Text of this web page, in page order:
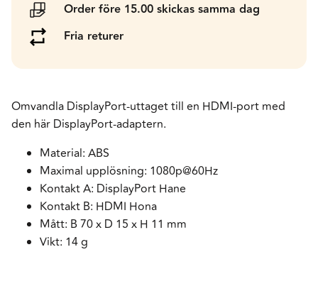
Order före 15.00 skickas samma dag
Fria returer
Omvandla DisplayPort-uttaget till en HDMI-port med
den här DisplayPort-adaptern.
Material: ABS
Maximal upplösning: 1080p@60Hz
Kontakt A: DisplayPort Hane
Kontakt B: HDMI Hona
Mått: B 70 x D 15 x H 11 mm
Vikt: 14 g